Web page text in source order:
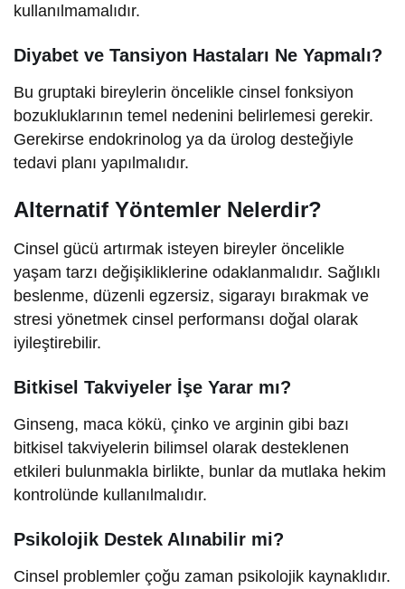
kullanılmamalıdır.
Diyabet ve Tansiyon Hastaları Ne Yapmalı?
Bu gruptaki bireylerin öncelikle cinsel fonksiyon
bozukluklarının temel nedenini belirlemesi gerekir.
Gerekirse endokrinolog ya da ürolog desteğiyle
tedavi planı yapılmalıdır.
Alternatif Yöntemler Nelerdir?
Cinsel gücü artırmak isteyen bireyler öncelikle
yaşam tarzı değişikliklerine odaklanmalıdır. Sağlıklı
beslenme, düzenli egzersiz, sigarayı bırakmak ve
stresi yönetmek cinsel performansı doğal olarak
iyileştirebilir.
Bitkisel Takviyeler İşe Yarar mı?
Ginseng, maca kökü, çinko ve arginin gibi bazı
bitkisel takviyelerin bilimsel olarak desteklenen
etkileri bulunmakla birlikte, bunlar da mutlaka hekim
kontrolünde kullanılmalıdır.
Psikolojik Destek Alınabilir mi?
Cinsel problemler çoğu zaman psikolojik kaynaklıdır.